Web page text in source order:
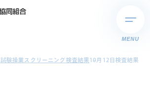
MENU
試験操業スクリーニング検査結果10月12日検査結果